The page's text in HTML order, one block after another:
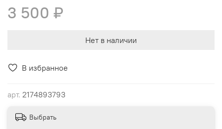
В избранное
арт. 2174893793
3 500 ₽
Нет в наличии
Выбрать